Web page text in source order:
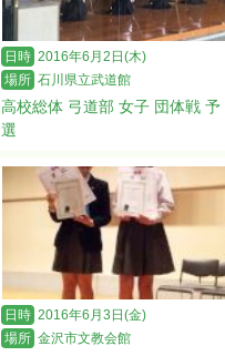
日時 2016年6月2日(木)
場所 石川県立武道館
高校総体 弓道部 女子 団体戦 予
選
日時 2016年6月3日(金)
場所 金沢市文教会館